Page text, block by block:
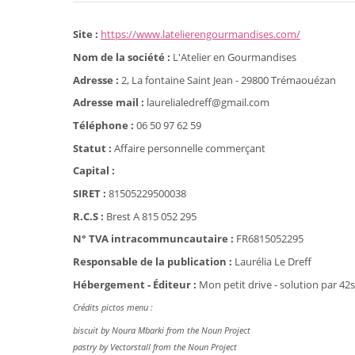
Site : https://www.latelierengourmandises.com/
Nom de la société : L'Atelier en Gourmandises
Adresse : 2, La fontaine Saint Jean - 29800 Trémaouézan
Adresse mail : laurelialedreff@gmail.com
Téléphone : 06 50 97 62 59
Statut : Affaire personnelle commerçant
Capital :
SIRET : 81505229500038
R.C.S : Brest A 815 052 295
N° TVA intracommuncautaire : FR6815052295
Responsable de la publication : Laurélia Le Dreff
Hébergement - Éditeur : Mon petit drive - solution par
Crédits pictos menu :
biscuit by Noura Mbarki from the Noun Project
pastry by Vectorstall from the Noun Project